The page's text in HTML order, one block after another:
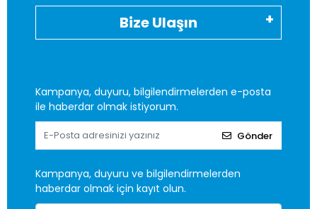
Bize Ulaşın
Kampanya, duyuru, bilgilendirmelerden e-posta
ile haberdar olmak istiyorum.
Gönder
Kampanya, duyuru ve bilgilendirmelerden
haberdar olmak için kayıt olun.